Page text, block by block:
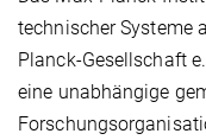
technischer Systeme
Planck-Gesellschaft
eine unabhängige